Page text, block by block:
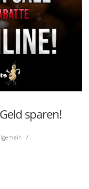
sparen!
/